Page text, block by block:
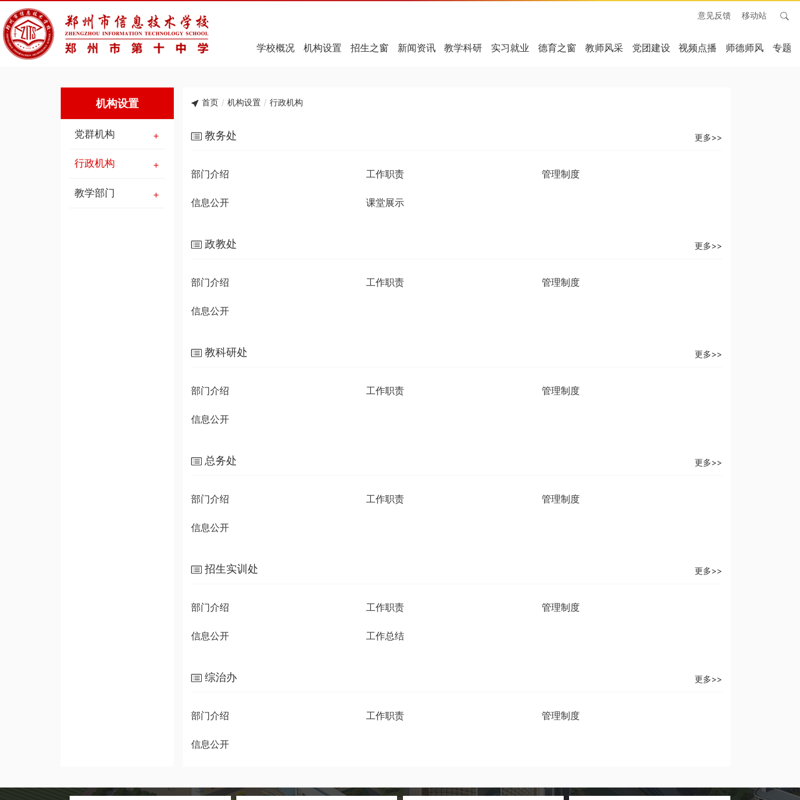
意见反馈 移动站
学校概况 机构设置 招生之窗 新闻资讯 教学科研 实习就业 德育之窗 教师风采 党团建设 视频点播 师德师风 专题
机构设置
党群机构
行政机构
教学部门
首页 / 机构设置 / 行政机构
教务处 更多>>
部门介绍 工作职责 管理制度
信息公开 课堂展示
政教处 更多>>
部门介绍 工作职责 管理制度
信息公开
教科研处 更多>>
部门介绍 工作职责 管理制度
信息公开
总务处 更多>>
部门介绍 工作职责 管理制度
信息公开
招生实训处 更多>>
部门介绍 工作职责 管理制度
信息公开 工作总结
综治办 更多>>
部门介绍 工作职责 管理制度
信息公开